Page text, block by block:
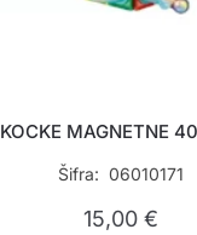
KOCKE MAGNETNE
Šifra: 06010171
15,00 €